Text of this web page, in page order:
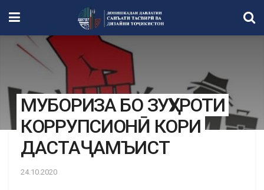
МУБОРИЗА БО ЗУҲУРОТИ
КОРРУПСИОНӢ КОРИ
ДАСТАҶАМЪИСТ
24.10.2020